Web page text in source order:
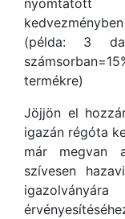
nyomtatott
(példa: 3
termékre)
Jöjjön el
igazán régóta
már megvan
szívesen